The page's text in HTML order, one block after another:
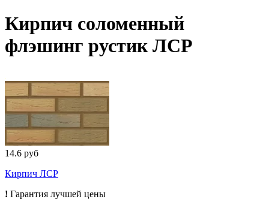
Кирпич соломенный
флэшинг рустик ЛСР
14.6 руб
Кирпич ЛСР
! Гарантия лучшей цены